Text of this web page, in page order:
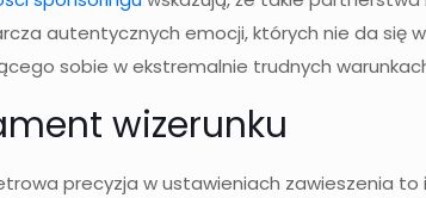
autentycznych emocji, których nie da się
sobie w ekstremalnie trudnych
wizerunku
precyzja w ustawieniach zawieszenia